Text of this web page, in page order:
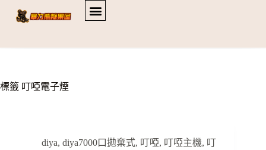
標籤 叮啞電子煙
diya, diya7000口拋棄式, 叮啞, 叮啞主機, 叮